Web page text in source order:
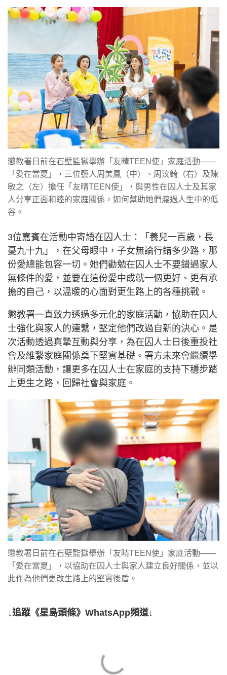
懲教署日前在石壁監獄舉辦「友晴TEEN使」家庭活動——
「愛在當夏」，三位藝人周美鳳（中）、周汶錡（右）及陳
敏之（左）擔任「友晴TEEN使」，與男性在囚人士及其家
人分享正面和睦的家庭關係，如何幫助她們渡過人生中的低
谷。
3位嘉賓在活動中寄語在囚人士：「養兒一百歲，長
憂九十九」，在父母眼中，子女無論行錯多少路，那
份愛總能包容一切。她們勸勉在囚人士不要錯過家人
無條件的愛，並要在這份愛中成就一個更好、更有承
擔的自己，以溫暖的心面對更生路上的各種挑戰。
懲教署一直致力透過多元化的家庭活動，協助在囚人
士強化與家人的連繫，堅定他們改過自新的決心。是
次活動透過真摯互動與分享，為在囚人士日後重投社
會及維繫家庭關係奠下堅實基礎。署方未來會繼續舉
辦同類活動，讓更多在囚人士在家庭的支持下穩步踏
上更生之路，回歸社會與家庭。
懲教署日前在石壁監獄舉辦「友晴TEEN使」家庭活動——
「愛在當夏」，以協助在囚人士與家人建立良好關係，並以
此作為他們更改生路上的堅實後盾。
↓追蹤《星島頭條》WhatsApp頻道↓